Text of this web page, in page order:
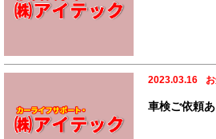
2023.03.16
車検ご依頼